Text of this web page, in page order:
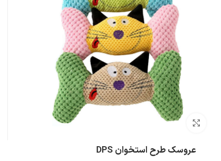
بزرگنمایی تصویر
عروسک طرح استخوان DPS